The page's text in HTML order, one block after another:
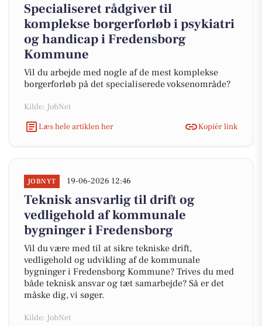
Specialiseret rådgiver til
komplekse borgerforløb i psykiatri
og handicap i Fredensborg
Kommune
Vil du arbejde med nogle af de mest komplekse
borgerforløb på det specialiserede voksenområde?
Kilde: JobNet
Læs hele artiklen her
Kopiér link
JOBNYT 19-06-2026 12:46
Teknisk ansvarlig til drift og
vedligehold af kommunale
bygninger i Fredensborg
Vil du være med til at sikre tekniske drift,
vedligehold og udvikling af de kommunale
bygninger i Fredensborg Kommune? Trives du med
både teknisk ansvar og tæt samarbejde? Så er det
måske dig, vi søger.
Kilde: JobNet